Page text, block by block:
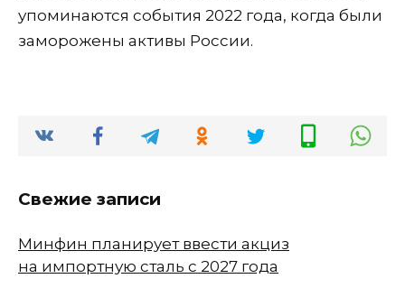
упоминаются события 2022 года, когда были
заморожены активы России.
Свежие записи
Минфин планирует ввести акциз
на импортную сталь с 2027 года